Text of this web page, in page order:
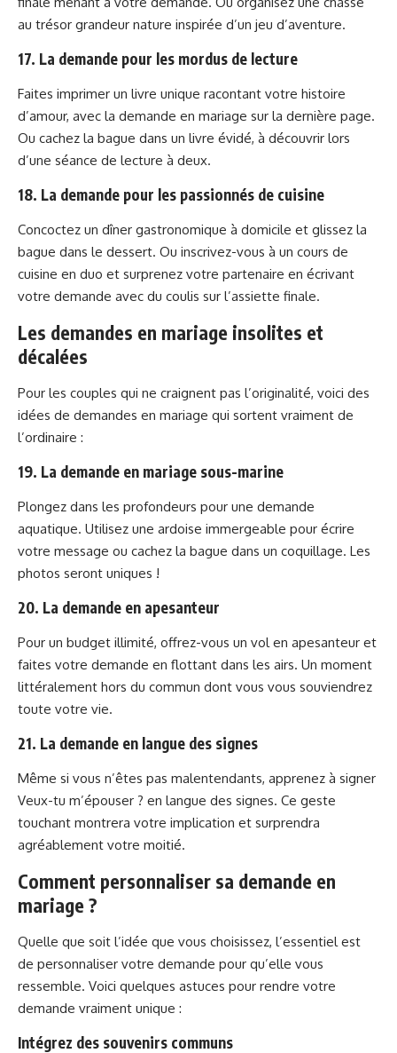
au trésor grandeur nature inspirée d’un jeu d’aventure.
17. La demande pour les mordus de lecture
Faites imprimer un livre unique racontant votre histoire
d’amour, avec la demande en mariage sur la dernière page.
Ou cachez la bague dans un livre évidé, à découvrir lors
d’une séance de lecture à deux.
18. La demande pour les passionnés de cuisine
Concoctez un dîner gastronomique à domicile et glissez la
bague dans le dessert. Ou inscrivez-vous à un cours de
cuisine en duo et surprenez votre partenaire en écrivant
votre demande avec du coulis sur l’assiette finale.
Les demandes en mariage insolites et
décalées
Pour les couples qui ne craignent pas l’originalité, voici des
idées de demandes en mariage qui sortent vraiment de
l’ordinaire :
19. La demande en mariage sous-marine
Plongez dans les profondeurs pour une demande
aquatique. Utilisez une ardoise immergeable pour écrire
votre message ou cachez la bague dans un coquillage. Les
photos seront uniques !
20. La demande en apesanteur
Pour un budget illimité, offrez-vous un vol en apesanteur et
faites votre demande en flottant dans les airs. Un moment
littéralement hors du commun dont vous vous souviendrez
toute votre vie.
21. La demande en langue des signes
Même si vous n’êtes pas malentendants, apprenez à signer
Veux-tu m’épouser ? en langue des signes. Ce geste
touchant montrera votre implication et surprendra
agréablement votre moitié.
Comment personnaliser sa demande en
mariage ?
Quelle que soit l’idée que vous choisissez, l’essentiel est
de personnaliser votre demande pour qu’elle vous
ressemble. Voici quelques astuces pour rendre votre
demande vraiment unique :
Intégrez des souvenirs communs